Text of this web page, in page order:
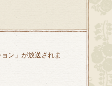
ン」が放送されま